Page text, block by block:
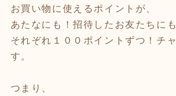
お買い物に使えるポイントが、
あたなにも！招待したお友たちにも
それぞれ１００ポイントずつ！チ
す。
つまり、